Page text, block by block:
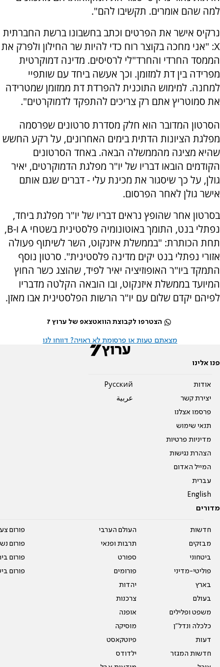
למה שהם אומרים. תקשיבו להם".
נרקיס אישר את הפרטים וכתב בחשבונו ברשת החברתית
X: "אני מחכה בקוצר רוח כדי להיות שר החילון ולפרק את
הממסד החרדי והחרד"לי לרסיסים. מדינה דמוקרטית
מפרידה בין דת למזומן. וכך אעשה ביחד עם שותפיי
למחנה. למימוש התוכנית להפרדת דת ממזומן שמטרידה
את סמוטריץ אתם רק צריכים להתפקד לדמוקרטים".
הסרטון המדובר הוא חלק מסדרת סרטונים שפרסמה
מפלגת הציונות הדתית בימים האחרונים, על רקע החשש
שהיא מציגה מהממשלה הבאה. באחד הסרטונים
הקודמים הובאו דבריו של יו"ר מפלגת הדמוקרטים, יאיר
גולן, על כך שיסגור את מכינת עלי - דברים שגם אותם
אישר גולן לאחר הפרסום.
בסרטון אחר שהופץ נראים דבריו של יו"ר מפלגת ביחד,
נפתלי בנט, התומך באוטונומיה פלסטינית בשטחי A ו-B,
תחת הכותרת: "בממשלת איזנקוט, השר לשיתוף פעולה
אזורי נפתלי בנט יקים מדינה פלסטינית". סרטון נוסף
התמקד ביו"ר האופוזיציה יאיר לפיד, שהוצג כשר החוץ
המיועד בממשלת איזנקוט, ובו הובאה הקלטה מדבריו
לפיהם יקדם שלום עם יו"ר הרשות הפלסטינית אבו מאזן.
הצטרפו לקבוצת הוואטצאפ של ערוץ 7
מצאתם טעות או פרסומת לא ראויה? דווחו לנו
פנו אלינו
אודות
יצירת קשר
פרסמו אצלנו
תנאי שימוש
מדיניות פרטיות
הצהרת נגישות
המייל האדום
עברית
English
Pусский
عربية
מדורים
חדשות
מבזקים
ביטחוני
פוליטי-מדיני
בארץ
בעולם
משפט ופלילים
כלכלה ונדל"ן
דעות
חדשות המגזר
העולם הערבי
תרבות ופנאי
ספורט
פורומים
יהדות
צרכנות
אופנה
מוסיקה
פיוטקאסט
ילדודס
פורום
פורום
פורום
פורום